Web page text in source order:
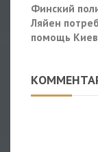
Финский
Ляйен
помощь